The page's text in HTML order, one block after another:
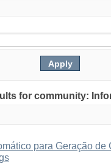
for community:
para Geração de